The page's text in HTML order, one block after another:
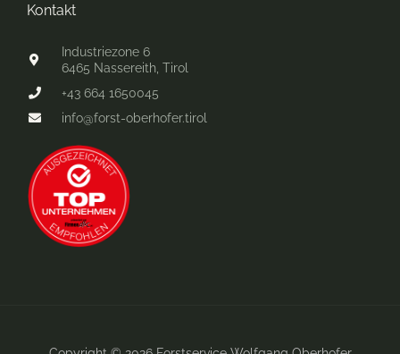
Kontakt
Industriezone 6
6465 Nassereith, Tirol
+43 664 1650045
info@forst-oberhofer.tirol